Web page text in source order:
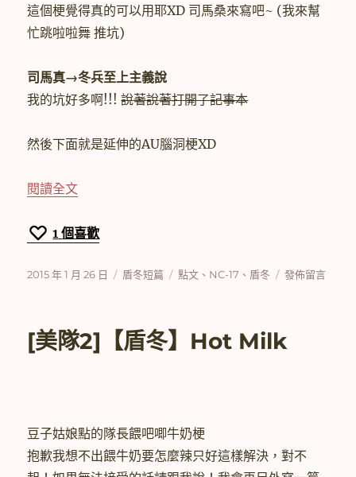
這個梗覺得真的可以用耶XD 司馬桑來寫吧~ (我來幫
忙跳啦啦舞 推坑)
司馬真→冬兵至上主義說
我的坑好多啊!!!說著說著打開了記事本
然後下面就是延伸的AU腦洞梗XD
閱讀全文〈[美隊2]【盾冬】Medicine Man〉
1 個喜歡
發
2015 年 1 月 26 日
分
盾冬短篇
標
點文 、 NC-17 、 盾冬
在
【盾
發佈留言
[美隊2]【盾冬】Hot Milk
豆子姑娘點的隊長餵吧唧牛奶梗
抱歉我想不出餵牛奶要怎麼辣只好這樣解決，對不